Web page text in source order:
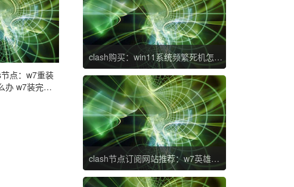
点：w7重装
办 w7装完系
clash购买：win11系统频繁死机怎么回事 windows11经常死机如何修复
clash节点订阅网站推荐：w7英雄联盟闪退什么原因 w7英雄联盟进入游戏闪退如何修复